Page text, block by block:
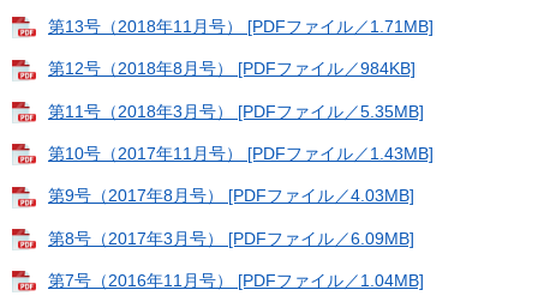
第13号（2018年11月号） [PDFファイル／1.71MB]
第12号（2018年8月号） [PDFファイル／984KB]
第11号（2018年3月号） [PDFファイル／5.35MB]
第10号（2017年11月号） [PDFファイル／1.43MB]
第9号（2017年8月号） [PDFファイル／4.03MB]
第8号（2017年3月号） [PDFファイル／6.09MB]
第7号（2016年11月号） [PDFファイル／1.04MB]